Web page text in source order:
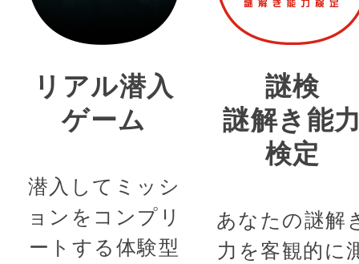
リアル潜入
ゲーム
潜入してミッシ
ョンをコンプリ
ートする体験型
謎検
謎解き能
検定
あなたの謎解
力を客観的に